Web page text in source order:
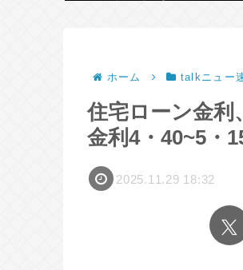
ホーム talkニュー
住宅ローン金
金利4・40~5・
2025.11.29 18:32